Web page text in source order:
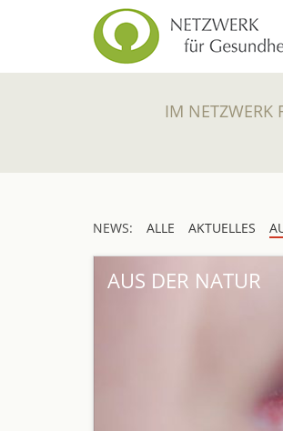
IM NETZWERK
NEWS: ALLE AKTUELLES
AUS DER NATUR